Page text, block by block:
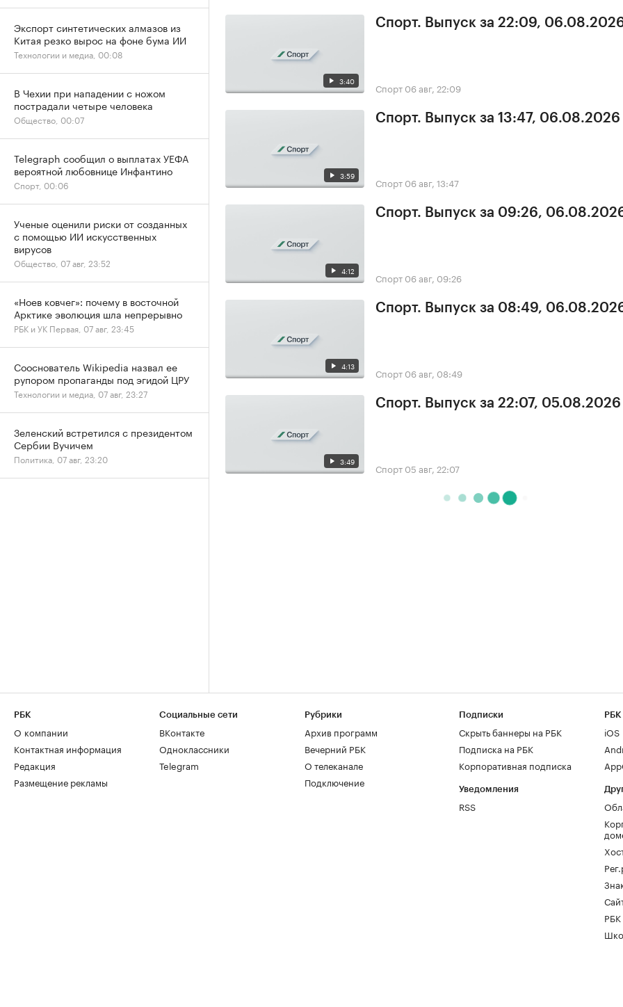
3:40
Спорт. Выпуск за 22:09,
Спорт 06 авг, 22:09
3:59
Спорт. Выпуск за 13:47, 06.08.2026
Спорт 06 авг, 13:47
4:12
Спорт. Выпуск за 09:26,
Спорт 06 авг, 09:26
4:13
Спорт. Выпуск за 08:49,
Спорт 06 авг, 08:49
3:49
Спорт. Выпуск за 22:07, 05.08.2026
Спорт 05 авг, 22:07
Экспорт синтетических алмазов из
Китая резко вырос на фоне бума ИИ
Технологии и медиа, 00:08
В Чехии при нападении с ножом
пострадали четыре человека
Общество, 00:07
Telegraph сообщил о выплатах УЕФА
вероятной любовнице Инфантино
Спорт, 00:06
Ученые оценили риски от созданных
с помощью ИИ искусственных
вирусов
Общество, 07 авг, 23:52
«Ноев ковчег»: почему в восточной
Арктике эволюция шла непрерывно
РБК и УК Первая, 07 авг, 23:45
Сооснователь Wikipedia назвал ее
рупором пропаганды под эгидой ЦРУ
Технологии и медиа, 07 авг, 23:27
Зеленский встретился с президентом
Сербии Вучичем
Политика, 07 авг, 23:20
РБК
О компании
Контактная информация
Редакция
Размещение рекламы
Социальные сети
ВКонтакте
Одноклассники
Telegram
Рубрики
Архив программ
Вечерний РБК
О телеканале
Подключение
Подписки
Скрыть баннеры на РБК
Подписка на РБК
Корпоративная подписка
Уведомления
RSS
РБК
iOS